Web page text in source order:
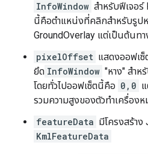
InfoWindow สำหรับฟีเจอร์
นี้คือตำแหน่งที่คลิกสำหรับรูปห
GroundOverlay แต่เป็นต้นท
pixelOffset แสดงออฟเ
ยึด InfoWindow "หาง" สำห
โดยทั่วไปออฟเซ็ตนี้คือ 0,0
รวมความสูงของตัวทำเครื่องห
featureData มีโครงสร้าง
KmlFeatureData